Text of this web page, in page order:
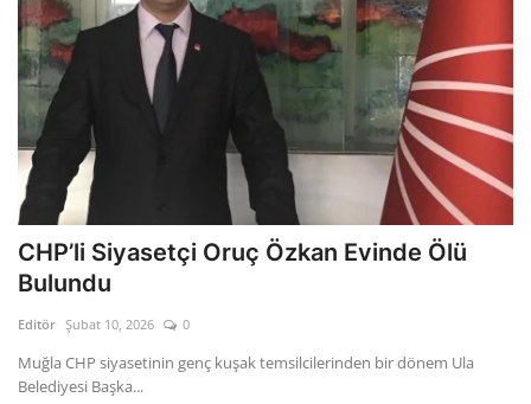
CHP’li Siyasetçi Oruç Özkan Evinde Ölü
Bulundu
Editör Şubat 10, 2026 0
Muğla CHP siyasetinin genç kuşak temsilcilerinden bir dönem Ula
Belediyesi Başka...